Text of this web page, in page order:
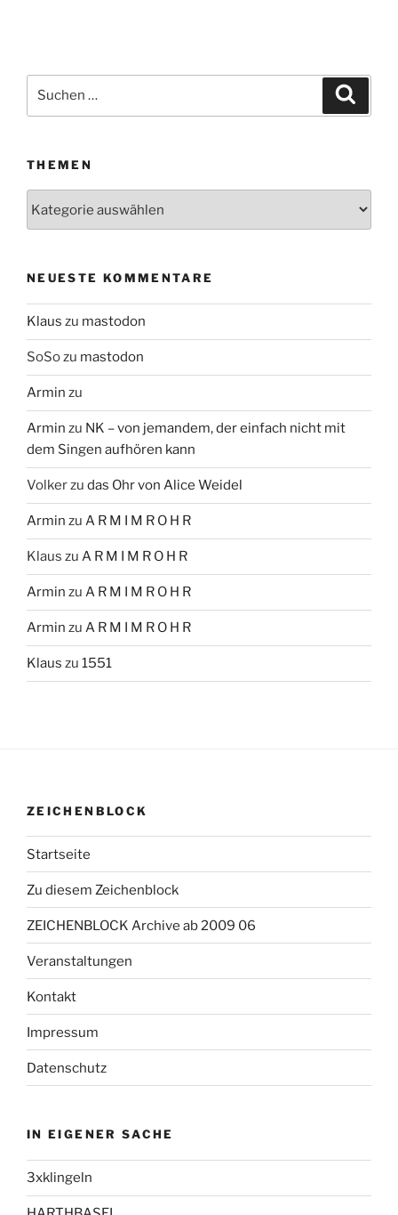
Suchen
THEMEN
NEUESTE KOMMENTARE
Klaus zu mastodon
SoSozu mastodon
Armin zu
Armin zu NK – von jemandem, der einfach nicht mit
dem Singen aufhören kann
Volkerzu das Ohr von Alice Weidel
Armin zu A R M I M R O H R
Klaus zu A R M I M R O H R
Armin zu A R M I M R O H R
Armin zu A R M I M R O H R
Klaus zu 1551
ZEICHENBLOCK
Startseite
Zu diesem Zeichenblock
ZEICHENBLOCK Archive ab 2009 06
Veranstaltungen
Kontakt
Impressum
Datenschutz
IN EIGENER SACHE
3xklingeln